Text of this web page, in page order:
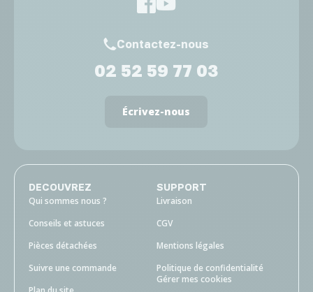
Contactez-nous
02 52 59 77 03
Écrivez-nous
DECOUVREZ
Qui sommes nous ?
Conseils et astuces
Pièces détachées
Suivre une commande
SUPPORT
Livraison
CGV
Mentions légales
Politique de confidentialité
Gérer mes cookies